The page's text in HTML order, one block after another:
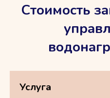
Стоимость
Услуга